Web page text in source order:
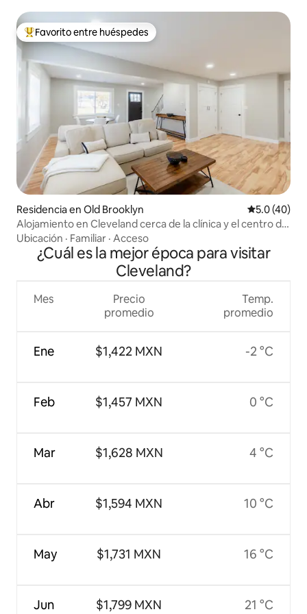
De los mejores en Favorito entre huéspedes
Favorito entre huéspedes
Residencia en Old Brooklyn Calificación
5.0 (40)
Alojamiento en Cleveland cerca de la clínica y el centro de
CLE
Ubicación · Familiar · Acceso
¿Cuál es la mejor época para visitar
Cleveland?
Mes
Ene
Feb
Mar
Abr
May
Jun
Precio
promedio
$1,422 MXN
$1,457 MXN
$1,628 MXN
$1,594 MXN
$1,731 MXN
$1,799 MXN
Temp.
promedio
-2 °C
0 °C
4 °C
10 °C
16 °C
21 °C